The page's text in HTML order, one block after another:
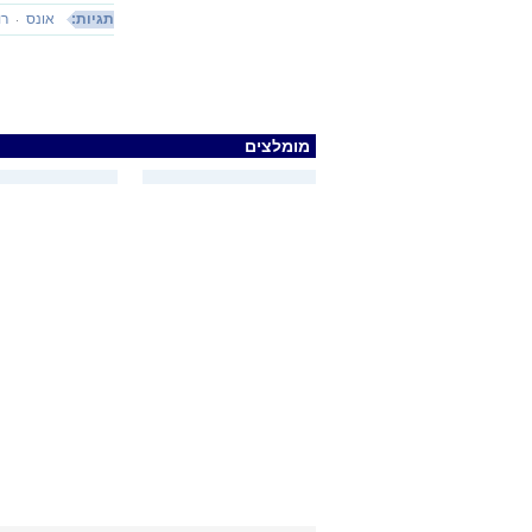
תגיות: אונס
מומלצים